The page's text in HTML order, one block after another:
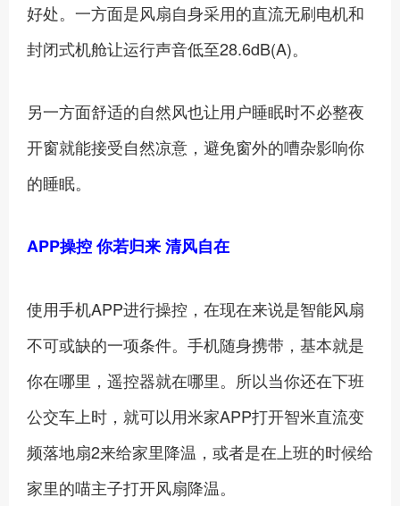
好处。一方面是风扇自身采用的直流无刷电机和
封闭式机舱让运行声音低至28.6dB(A)。
另一方面舒适的自然风也让用户睡眠时不必整夜
开窗就能接受自然凉意，避免窗外的嘈杂影响你
的睡眠。
APP操控 你若归来 清风自在
使用手机APP进行操控，在现在来说是智能风扇
不可或缺的一项条件。手机随身携带，基本就是
你在哪里，遥控器就在哪里。所以当你还在下班
公交车上时，就可以用米家APP打开智米直流变
频落地扇2来给家里降温，或者是在上班的时候给
家里的喵主子打开风扇降温。